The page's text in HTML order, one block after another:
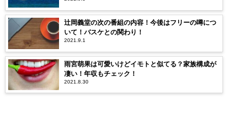
辻岡義堂の次の番組の内容！今後はフリーの噂につ
いて！バスケとの関わり！
2021.9.1
雨宮萌果は可愛いけどイモトと似てる？家族構成が
凄い！年収もチェック！
2021.8.30